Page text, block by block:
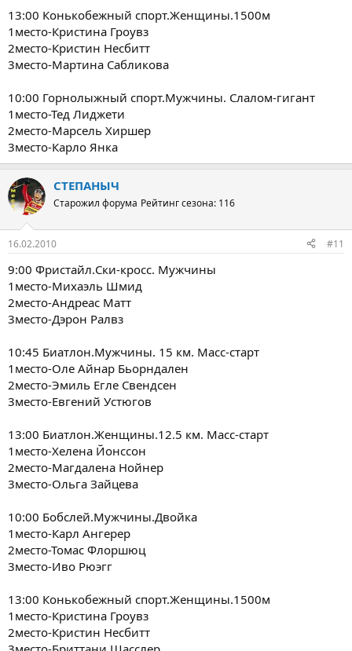
13:00 Конькобежный спорт.Женщины.1500м
1место-Кристина Гроувз
2место-Кристин Несбитт
3место-Мартина Сабликова
10:00 Горнолыжный спорт.Мужчины. Слалом-гигант
1место-Тед Лиджети
2место-Марсель Хиршер
3место-Карло Янка
СТЕПАНЫЧ
Старожил форума Рейтинг сезона: 116
16.02.2010 #11
9:00 Фристайл.Cки-кросс. Мужчины
1место-Михаэль Шмид
2место-Андреас Матт
3место-Дэрон Ралвз
10:45 Биатлон.Мужчины. 15 км. Масс-старт
1место-Оле Айнар Бьорндален
2место-Эмиль Егле Свендсен
3место-Евгений Устюгов
13:00 Биатлон.Женщины.12.5 км. Масс-старт
1место-Хелена Йонссон
2место-Магдалена Нойнер
3место-Ольга Зайцева
10:00 Бобслей.Мужчины.Двойка
1место-Карл Ангерер
2место-Томас Флоршюц
3место-Иво Рюэгг
13:00 Конькобежный спорт.Женщины.1500м
1место-Кристина Гроувз
2место-Кристин Несбитт